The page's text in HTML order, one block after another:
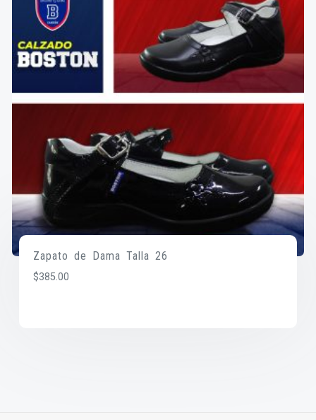
Zapato de Dama Talla 26
$385.00